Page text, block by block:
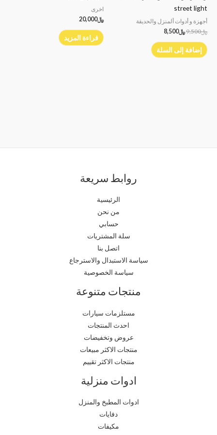
street light
أجهزة و أدوات ألمنزل والحديقة
﷼9,500﷼8,500
إضافة إلى السلة
اخرى
﷼20,000
قراءة المزيد
روابط سريعة
الرئيسية
من نحن
حسابي
سلة المشتريات
اتصل بنا
سياسة الاستبدال والاسترجاع
سياسة الخصوصية
منتجات متنوعة
مستلزمات سيارات
احدث المنتجات
عروض وتخفيضات
منتجات الاكثر مبيعات
منتجات الاكثر تقييم
ادوات منزلية
ادوات المطبخ والمنزل
دفايات
مكيفات